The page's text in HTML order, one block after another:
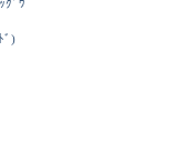
ｸﾞﾜ
ﾞ)